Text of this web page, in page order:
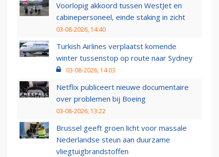
Voorlopig akkoord tussen WestJet en
cabinepersoneel, einde staking in zicht
03-08-2026, 14:40
Turkish Airlines verplaatst komende
winter tussenstop op route naar Sydney
03-08-2026, 14:03
Netflix publiceert nieuwe documentaire
over problemen bij Boeing
03-08-2026, 13:22
Brussel geeft groen licht voor massale
Nederlandse steun aan duurzame
vliegtuigbrandstoffen